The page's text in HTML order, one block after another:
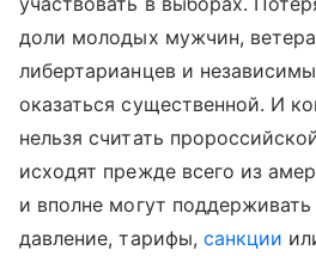
доли молодых мужчин,
либертарианцев и
оказаться существенной. И
нельзя считать
исходят прежде всего из
и вполне могут
давление, тарифы, санкции